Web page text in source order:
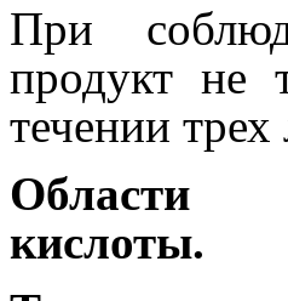
При
продукт не
течении трех
Области
кислоты.